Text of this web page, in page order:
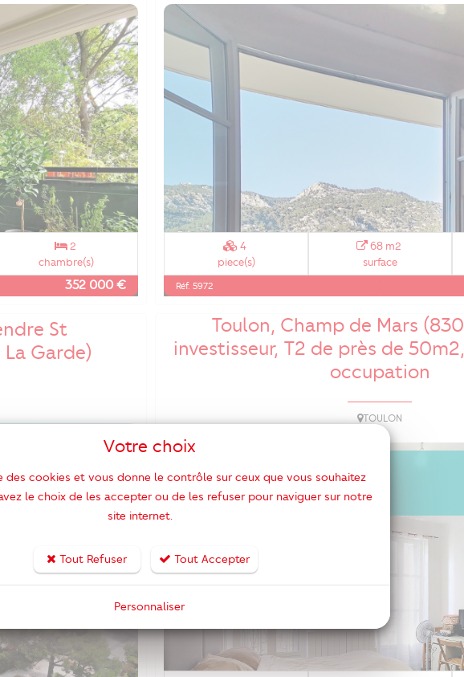
2
chambre(s)
352 000 €
4
piece(s)
68 m2
surface
Réf. 5972
St
Garde)
Toulon, Champ de Mars
investisseur, T2 de près de
occupation
TOULON
VENDU
Votre choix
des cookies et vous donne le contrôle sur ceux que vous souhaitez
le choix de les accepter ou de les refuser pour naviguer sur notre
site internet.
Tout Refuser Tout Accepter
Personnaliser